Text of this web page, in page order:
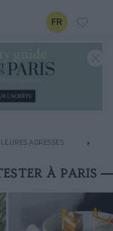
FR
ADRESSES
À PARIS